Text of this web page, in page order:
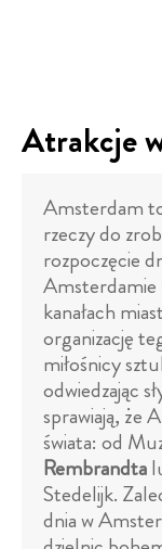
Atrakcje
Amsterdam
rzeczy do
rozpoczęcie
kanałach
organizację
miłośnicy
odwiedzając
sprawiają, że
świata: od
Rembrandta
Stedelijk.
dnia w